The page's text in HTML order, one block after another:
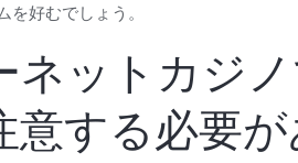
好むでしょう。
ネットカジ
意する必要